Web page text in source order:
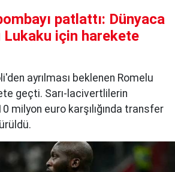
patlattı: Dünyaca
için harekete
ayrılması beklenen Romelu
geçti. Sarı-lacivertlilerin
milyon euro karşılığında transfer